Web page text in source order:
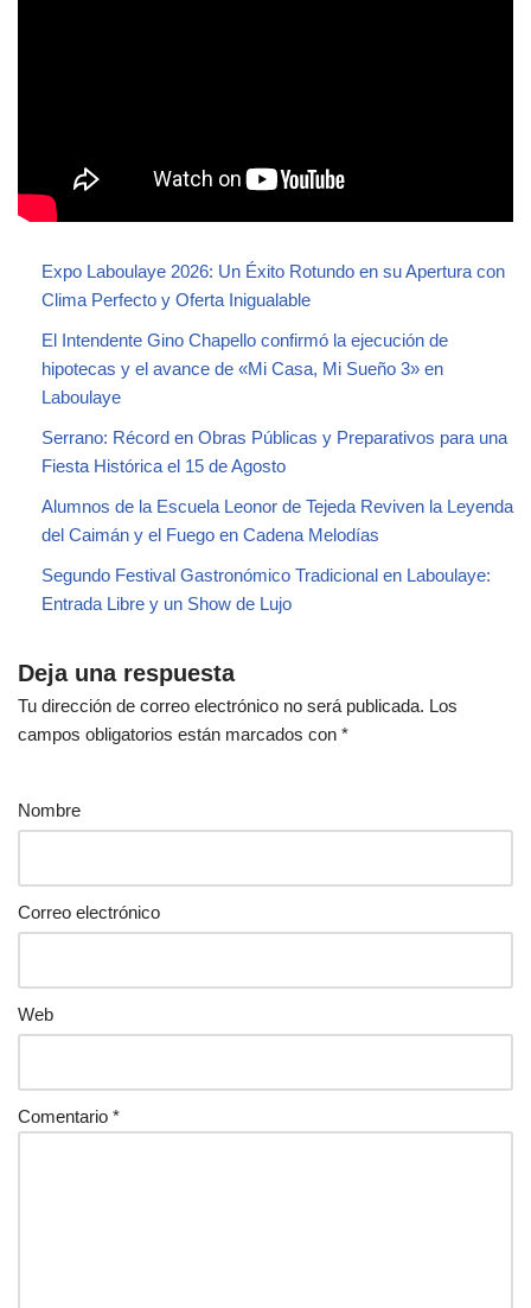
Expo Laboulaye 2026: Un Éxito Rotundo en su Apertura con
Clima Perfecto y Oferta Inigualable
El Intendente Gino Chapello confirmó la ejecución de
hipotecas y el avance de «Mi Casa, Mi Sueño 3» en
Laboulaye
Serrano: Récord en Obras Públicas y Preparativos para una
Fiesta Histórica el 15 de Agosto
Alumnos de la Escuela Leonor de Tejeda Reviven la Leyenda
del Caimán y el Fuego en Cadena Melodías
Segundo Festival Gastronómico Tradicional en Laboulaye:
Entrada Libre y un Show de Lujo
Deja una respuesta
Tu dirección de correo electrónico no será publicada. Los
campos obligatorios están marcados con *
Nombre
Correo electrónico
Web
Comentario *